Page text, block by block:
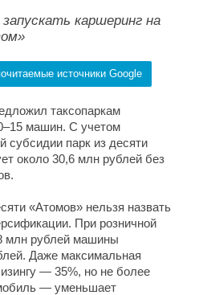
каршеринг на
источники Google
таксопаркам
машин. С учетом
субсидии парк из десяти
около 30,6 млн рублей без
«Атомов» нельзя назвать
При розничной
млн рублей машины
Даже максимальная
— 35%, но не более
— уменьшает